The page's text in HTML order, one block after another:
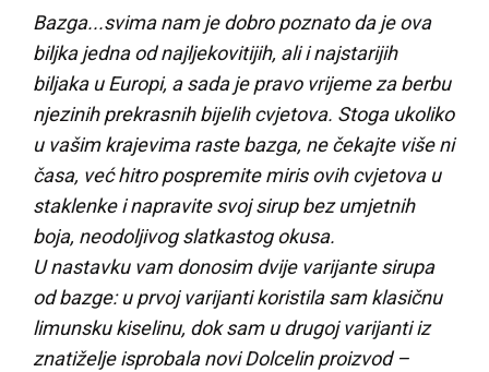
Bazga...svima nam je dobro poznato da je ova
biljka jedna od najljekovitijih, ali i najstarijih
biljaka u Europi, a sada je pravo vrijeme za berbu
njezinih prekrasnih bijelih cvjetova. Stoga ukoliko
u vašim krajevima raste bazga, ne čekajte više ni
časa, već hitro pospremite miris ovih cvjetova u
staklenke i napravite svoj sirup bez umjetnih
boja, neodoljivog slatkastog okusa.
U nastavku vam donosim dvije varijante sirupa
od bazge: u prvoj varijanti koristila sam klasičnu
limunsku kiselinu, dok sam u drugoj varijanti iz
znatiželje isprobala novi Dolcelin proizvod –